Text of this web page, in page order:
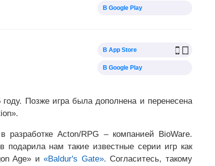
В Google Play
В App Store
В Google Play
Позже игра была дополнена и перенесена
Acton/RPG – компанией BioWare.
подарила нам такие известные серии игр как
Age» и«Baldur's Gate». Согласитесь, такому